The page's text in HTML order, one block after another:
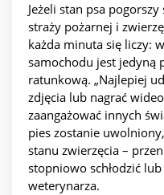
Jeżeli stan psa
straży pożarnej i
każda minuta się liczy:
samochodu jest jedyną
ratunkową. „Najlepiej
zdjęcia lub nagrać
zaangażować innych
pies zostanie
stanu zwierzęcia –
stopniowo schłodzić
weterynarza.